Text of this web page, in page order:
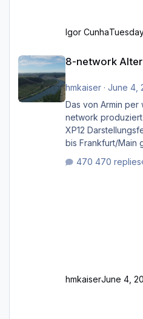
Igor Cunha
8-network
hmkaiser· June 4,
Das von Armin
network produziert
XP12
bis Frankfurt/Main
zugemauert sind. Niederräder Brücke
470 replies
hmkaiserJune 4,